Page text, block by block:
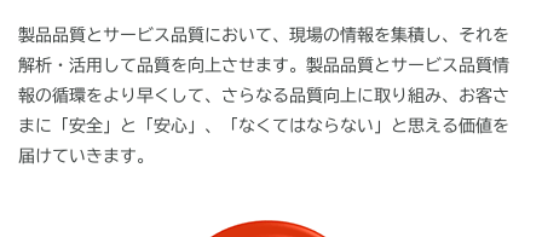
製品品質とサービス品質において、現場の情報を集積し、それを
解析・活用して品質を向上させます。製品品質とサービス品質情
報の循環をより早くして、さらなる品質向上に取り組み、お客さ
まに「安全」と「安心」、「なくてはならない」と思える価値を
届けていきます。